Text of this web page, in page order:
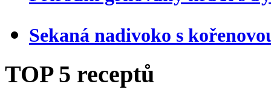
Sekaná nadivoko s
TOP 5 receptů